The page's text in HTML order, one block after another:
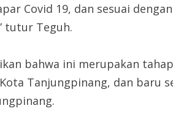
Covid 19, dan sesuai
tutur Teguh.
bahwa ini merupakan
Tanjungpinang, dan baru